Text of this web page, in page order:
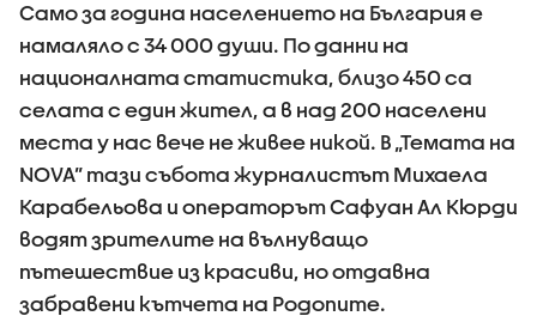
Само за година населението на България е
намаляло с 34 000 души. По данни на
националната статистика, близо 450 са
селата с един жител, а в над 200 населени
места у нас вече не живее никой. В „Темата на
NOVA” тази събота журналистът Михаела
Карабельова и операторът Сафуан Ал Кюрди
водят зрителите на вълнуващо
пътешествие из красиви, но отдавна
забравени кътчета на Родопите.